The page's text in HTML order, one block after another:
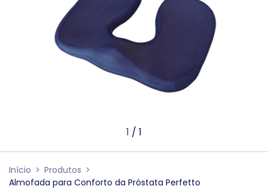
1 / 1
Início > Produtos >
Almofada para Conforto da Próstata Perfetto